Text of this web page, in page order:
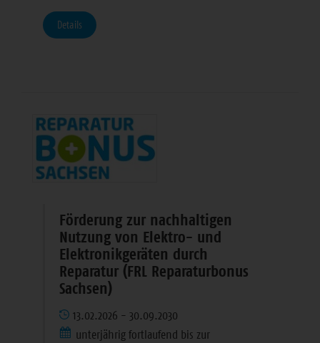
Details
Förderung zur nachhaltigen
Nutzung von Elektro- und
Elektronikgeräten durch
Reparatur (FRL Reparaturbonus
Sachsen)
13.02.2026 - 30.09.2030
unterjährig fortlaufend bis zur